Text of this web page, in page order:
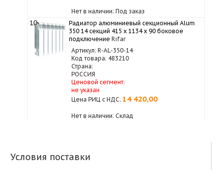
Условия поставки
Нет в наличии: Под заказ
10
Радиатор алюминиевый секционный Alum
350 14 секций 415 x 1134 x 90 боковое
подключение Rifar
Артикул: R-AL-350-14
Код товара: 483210
Страна:
РОССИЯ
Ценовой сегмент:
не указан
Цена РИЦ с НДС: 14 420,00
Нет в наличии: Склад